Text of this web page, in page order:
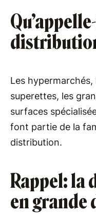
Les
superettes, les
surfaces
font partie de la
distribution.
Rappel: la
en